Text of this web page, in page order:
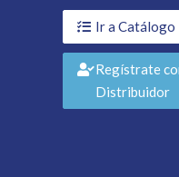
Ir a Catálogo
Regístrate
Distribuidor